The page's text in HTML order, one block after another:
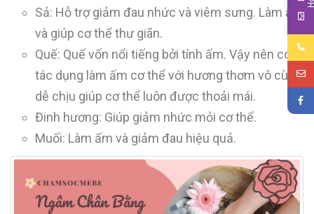
Sả: Hỗ trợ giảm đau nhức và viêm sưng. Làm ấm
và giúp cơ thể thư giãn.
Quế: Quế vốn nổi tiếng bởi tính ấm. Vậy nên có
tác dụng làm ấm cơ thể với hương thơm vô cùng
dễ chịu giúp cơ thể luôn được thoải mái.
Đinh hương: Giúp giảm nhức mỏi cơ thể.
Muối: Làm ấm và giảm đau hiệu quả.